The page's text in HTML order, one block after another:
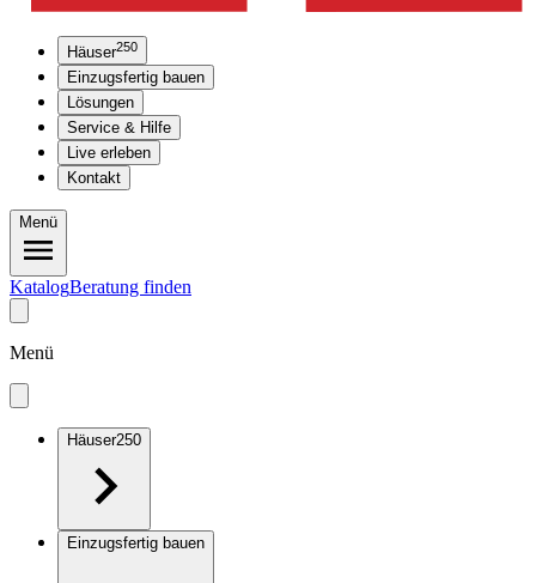
Häuser250
Einzugsfertig bauen
Lösungen
Service & Hilfe
Live erleben
Kontakt
Menü
KatalogBeratung finden
Menü
Häuser250
Einzugsfertig bauen